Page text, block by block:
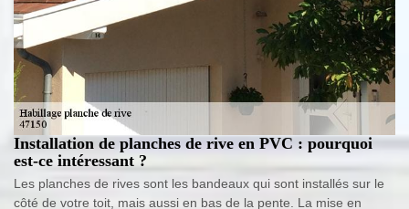
Installation de planches de rive en PVC : pourquoi
est-ce intéressant ?
Les planches de rives sont les bandeaux qui sont installés sur le
côté de votre toit, mais aussi en bas de la pente. La mise en